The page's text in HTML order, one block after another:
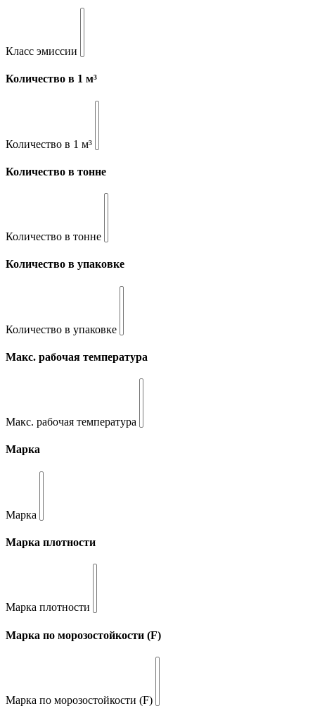
Класс эмиссии
Количество в 1 м³
Количество в 1 м³
Количество в тонне
Количество в тонне
Количество в упаковке
Количество в упаковке
Макс. рабочая температура
Макс. рабочая температура
Марка
Марка
Марка плотности
Марка плотности
Марка по морозостойкости (F)
Марка по морозостойкости (F)